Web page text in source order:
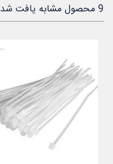
9 محصول مشابه یافت شد